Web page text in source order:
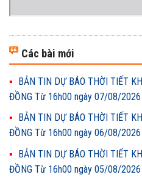
Các bài mới
BẢN TIN DỰ BÁO THỜI TIẾT
ĐỒNG Từ 16h00 ngày 07/08/
BẢN TIN DỰ BÁO THỜI TIẾT
ĐỒNG Từ 16h00 ngày 06/08/
BẢN TIN DỰ BÁO THỜI TIẾT
ĐỒNG Từ 16h00 ngày 05/08/